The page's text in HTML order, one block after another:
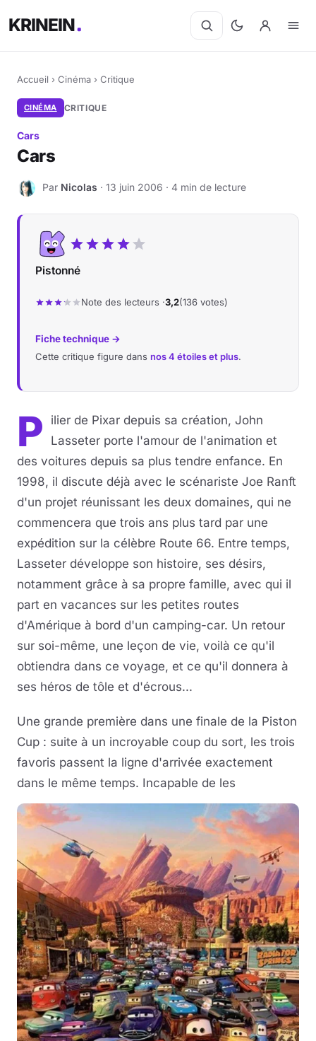
KRINEIN
Accueil › Cinéma › Critique
CINÉMA CRITIQUE
Cars
Cars
N Par Nicolas · 13 juin 2006 · 4 min de lecture
Pistonné
Note des lecteurs ·3,2(136 votes)
Fiche technique →
Cette critique figure dans nos 4 étoiles et plus.
P
ilier de Pixar depuis sa création, John
Lasseter porte l'amour de l'animation et
des voitures depuis sa plus tendre enfance. En
1998, il discute déjà avec le scénariste Joe Ranft
d'un projet réunissant les deux domaines, qui ne
commencera que trois ans plus tard par une
expédition sur la célèbre Route 66. Entre temps,
Lasseter développe son histoire, ses désirs,
notamment grâce à sa propre famille, avec qui il
part en vacances sur les petites routes
d'Amérique à bord d'un camping-car. Un retour
sur soi-même, une leçon de vie, voilà ce qu'il
obtiendra dans ce voyage, et ce qu'il donnera à
ses héros de tôle et d'écrous...
Une grande première dans une finale de la Piston
Cup : suite à un incroyable coup du sort, les trois
favoris passent la ligne d'arrivée exactement
dans le même temps. Incapable de les